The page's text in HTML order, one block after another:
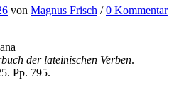
von Magnus Frisch /0 Kommentar
der lateinischen Verben.
Pp. 795.